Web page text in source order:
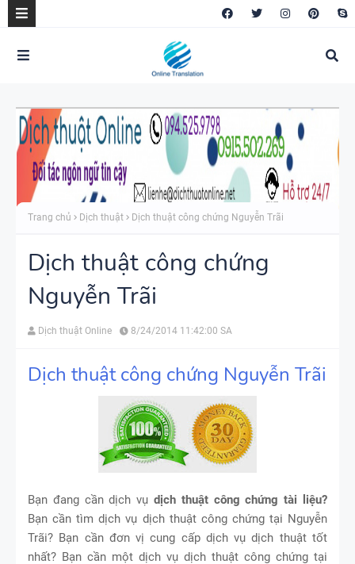
Trang chủ Dịch thuật Dịch thuật công chứng Nguyễn Trãi
Dịch thuật công chứng
Nguyễn Trãi
Dịch thuật Online 8/24/2014 11:42:00 SA
Dịch thuật công chứng Nguyễn Trãi
Bạn đang cần dịch vụ dịch thuật công chứng tài liệu?
Bạn cần tìm dịch vụ dịch thuật công chứng tại Nguyễn
Trãi? Bạn cần đơn vị cung cấp dịch vụ dịch thuật tốt
nhất? Bạn cần một dịch vụ dịch thuật công chứng tại